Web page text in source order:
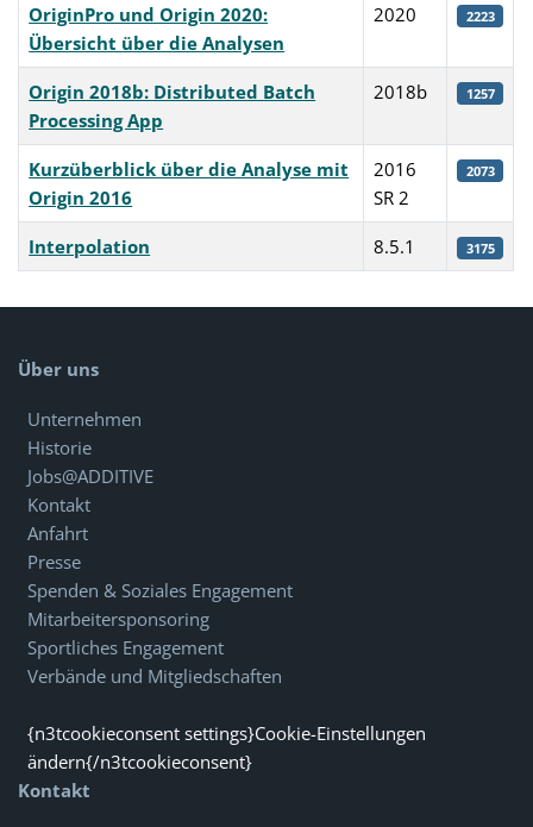
OriginPro und Origin 2020:
Übersicht über die Analysen
2020 2223
Origin 2018b: Distributed Batch
Processing App
2018b 1257
Kurzüberblick über die Analyse mit
Origin 2016
2016
SR 2
2073
Interpolation 8.5.1 3175
Über uns
Unternehmen
Historie
Jobs@ADDITIVE
Kontakt
Anfahrt
Presse
Spenden & Soziales Engagement
Mitarbeitersponsoring
Sportliches Engagement
Verbände und Mitgliedschaften
{n3tcookieconsent settings}Cookie-Einstellungen
ändern{/n3tcookieconsent}
Kontakt